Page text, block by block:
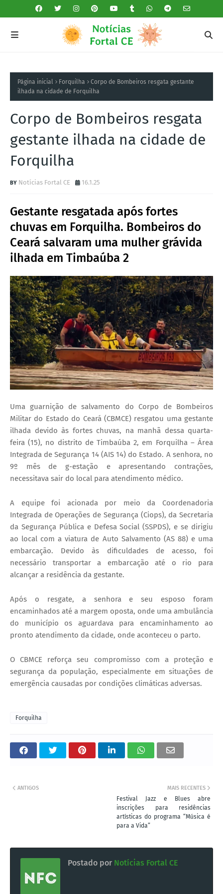
Página inicial Forquilha
Corpo de Bombeiros resgata gestante
ilhada na cidade de Forquilha
Corpo de Bombeiros resgata
gestante ilhada na cidade de
Forquilha
Notícias Fortal CE 16.1.25
Gestante resgatada após fortes
chuvas em Forquilha. Bombeiros do
Ceará salvaram uma mulher grávida
ilhada em Timbaúba 2
Uma guarnição de salvamento do Corpo de Bombeiros
Militar do Estado do Ceará (CBMCE) resgatou uma gestante
ilhada devido às fortes chuvas, na manhã dessa quarta-
feira (15), no distrito de Timbaúba 2, em Forquilha – Área
Integrada de Segurança 14 (AIS 14) do Estado. A senhora, no
9º mês de g-estação e apresentando contrações,
necessitava sair do local para atendimento médico.
A equipe foi acionada por meio da Coordenadoria
Integrada de Operações de Segurança (Ciops), da Secretaria
da Segurança Pública e Defesa Social (SSPDS), e se dirigiu
ao local com a viatura de Auto Salvamento (AS 88) e uma
embarcação. Devido às dificuldades de acesso, foi
necessário transportar a embarcação até o rio para
alcançar a residência da gestante.
Após o resgate, a senhora e seu esposo foram
encaminhados até a margem oposta, onde uma ambulância
do município os aguardava para encaminhamento ao
pronto atendimento da cidade, onde aconteceu o parto.
O CBMCE reforça seu compromisso com a proteção e
segurança da população, especialmente em situações de
emergência causadas por condições climáticas adversas.
Forquilha
MAIS RECENTES
Festival Jazz e Blues abre
inscrições para residências
artísticas do programa “Música é
para a Vida”
ANTIGOS
Postado por Notícias Fortal CE